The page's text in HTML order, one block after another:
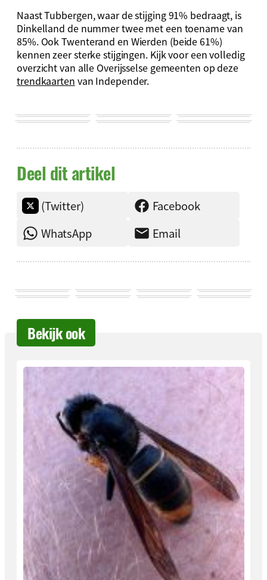
Naast Tubbergen, waar de stijging 91% bedraagt, is
Dinkelland de nummer twee met een toename van
85%. Ook Twenterand en Wierden (beide 61%)
kennen zeer sterke stijgingen. Kijk voor een volledig
overzicht van alle Overijsselse gemeenten op deze
trendkaarten van Independer.
Deel dit artikel
(Twitter)
Facebook
WhatsApp
Email
Bekijk ook